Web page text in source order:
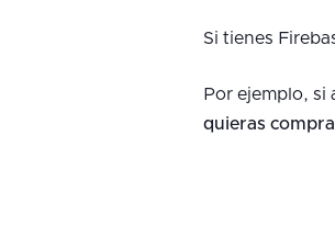
Si tienes
Por ejemplo, si
quieras